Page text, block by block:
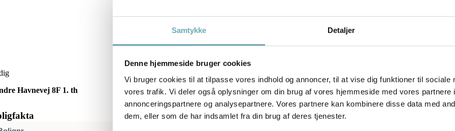
Samtykke Detaljer
Denne hjemmeside bruger cookies
Vi bruger cookies til at tilpasse vores indhold og annoncer, til at vise dig funktioner til sociale
vores trafik. Vi deler også oplysninger om din brug af vores hjemmeside med vores partnere
annonceringspartnere og analysepartnere. Vores partnere kan kombinere disse data med
dem, eller som de har indsamlet fra din brug af deres tjenester.
Download plantegning
Havnevej 8F 1. th